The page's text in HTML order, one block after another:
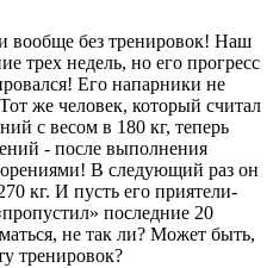
вообще без тренировок! Наш
трех недель, но его прогресс
Его напарники не
же человек, который считал
с весом в 180 кг, теперь
- после выполнения
В следующий раз он
кг. И пусть его приятели-
последние 20
не так ли? Может быть,
тренировок?